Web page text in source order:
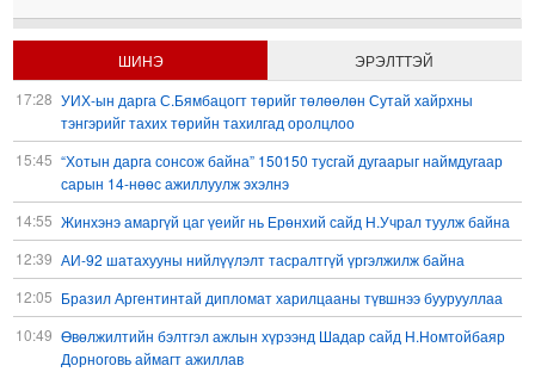
ШИНЭ
ЭРЭЛТТЭЙ
17:28 УИХ-ын дарга С.Бямбацогт төрийг төлөөлөн Сутай хайрхны
тэнгэрийг тахих төрийн тахилгад оролцлоо
15:45 “Хотын дарга сонсож байна” 150150 тусгай дугаарыг наймдугаар
сарын 14-нөөс ажиллуулж эхэлнэ
14:55 Жинхэнэ амаргүй цаг үеийг нь Ерөнхий сайд Н.Учрал туулж байна
12:39 АИ-92 шатахууны нийлүүлэлт тасралтгүй үргэлжилж байна
12:05 Бразил Аргентинтай дипломат харилцааны түвшнээ буурууллаа
10:49 Өвөлжилтийн бэлтгэл ажлын хүрээнд Шадар сайд Н.Номтойбаяр
Дорноговь аймагт ажиллав